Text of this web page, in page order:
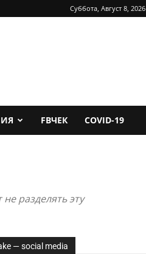
Суббота, Август 8, 2026
FBЧЕК COVID-19
разделять эту
— social media